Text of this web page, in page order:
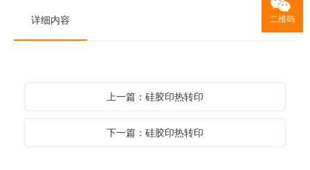
详细内容
上一篇：硅胶印热转印
下一篇：硅胶印热转印
二维码